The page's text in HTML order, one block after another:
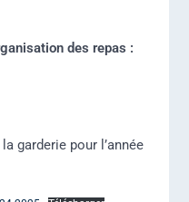
des repas :
garderie pour l’année